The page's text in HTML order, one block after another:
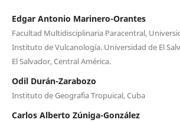
Edgar Antonio Marinero-Orantes
Facultad Multidisciplinaria Paracentral,
Instituto de Vulcanología. Universidad de El
El Salvador, Central América.
Odil Durán-Zarabozo
Instituto de Geografia Tropuical, Cuba
Carlos Alberto Zúniga-González